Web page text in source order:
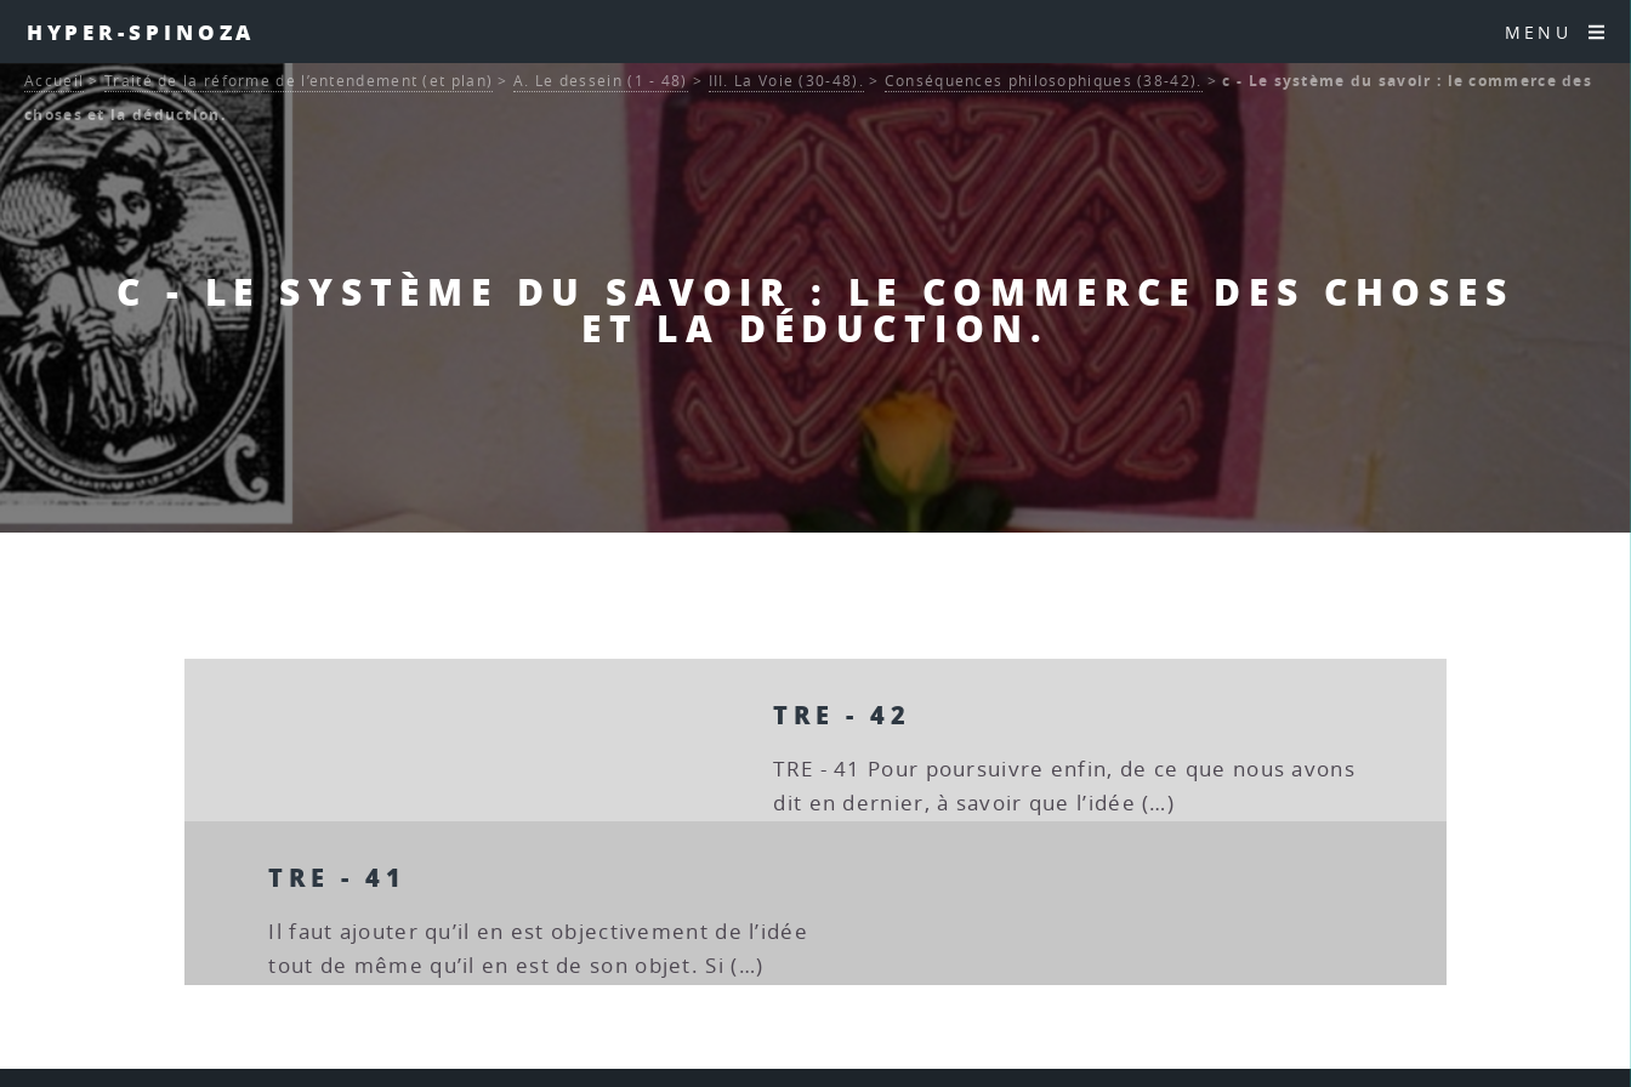
HYPER-SPINOZA MENU
C - LE SYSTÈME DU SAVOIR : LE COMMERCE DES CHOSES
ET LA DÉDUCTION.
Accueil>Traité de la réforme de l’entendement (et plan) >A. Le dessein (1 - 48)> III. La Voie (30-48). > Conséquences philosophiques (38-42). >c - Le système du savoir : le commerce des
choses et la déduction.
TRE - 42
TRE - 41 Pour poursuivre enfin, de ce que nous avons
dit en dernier, à savoir que l’idée (…)
TRE - 41
Il faut ajouter qu’il en est objectivement de l’idée
tout de même qu’il en est de son objet. Si (…)